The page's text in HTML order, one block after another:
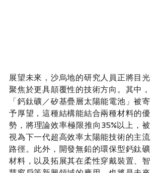
展望未來，沙烏地的研究人員正將目光
聚焦於更具顛覆性的技術方向。其中，
「鈣鈦礦／矽基疊層太陽能電池」被寄
予厚望，這種結構能結合兩種材料的優
勢，將理論效率極限推向35%以上，被
視為下一代超高效率太陽能技術的主流
路徑。此外，開發無鉛的環保型鈣鈦礦
材料，以及拓展其在柔性穿戴裝置、智